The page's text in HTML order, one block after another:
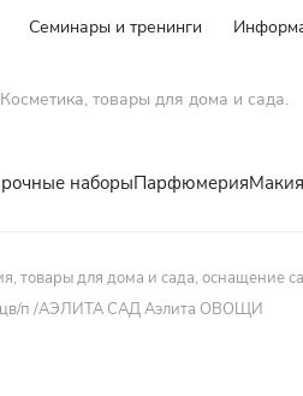
Семинары и тренинги
Косметика, товары для дома и сада.
наборыПарфюмерия
товары для дома и сада, оснащение
цв/п /АЭЛИТА САД Аэлита ОВОЩИ